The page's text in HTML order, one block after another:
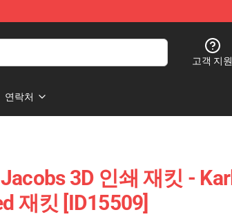
고객 지원
연락처
3D 인쇄 재킷 - Karl
재킷 [ID15509]